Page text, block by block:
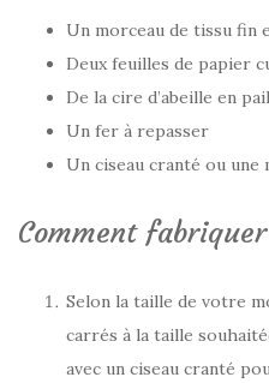
Un morceau de tissu fin
Deux feuilles de papier
De la cire d’abeille en
Un fer à repasser
Un ciseau cranté ou une
Comment
Selon la taille de votre
carrés à la taille
avec un ciseau cranté